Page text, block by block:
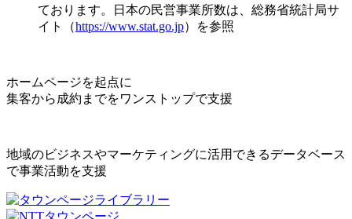
ております。日本の民営事業所数は、総務省統計局サ
イト（https://www.stat.go.jp）を参照
ホームページを起点に
集客から成約までをワンストップで支援
地域のビジネスやマーケティングに活用できるデータベース
で事業活動を支援